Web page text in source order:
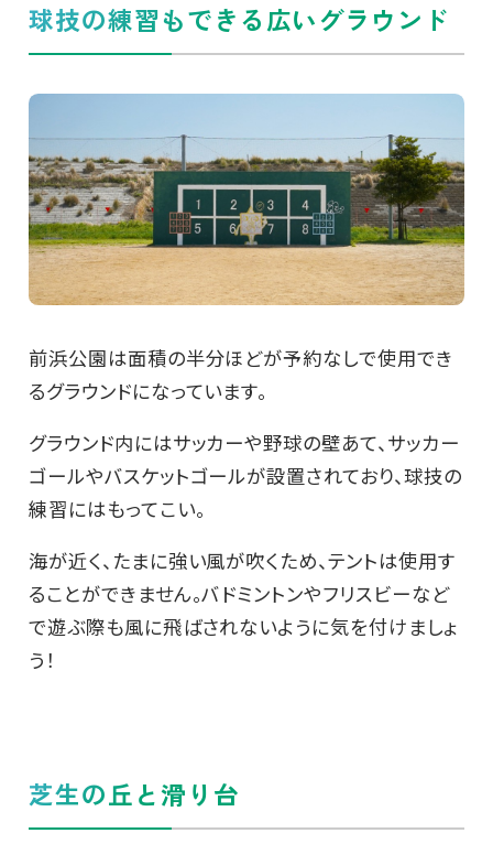
球技の練習もできる広いグラウンド
前浜公園は面積の半分ほどが予約なしで使用でき
るグラウンドになっています。
グラウンド内にはサッカーや野球の壁あて、サッカー
ゴールやバスケットゴールが設置されており、球技の
練習にはもってこい。
海が近く、たまに強い風が吹くため、テントは使用す
ることができません。バドミントンやフリスビーなど
で遊ぶ際も風に飛ばされないように気を付けましょ
う！
芝生の丘と滑り台